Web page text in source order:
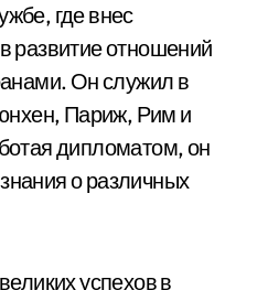
где внес
развитие отношений
Он служил в
Париж, Рим и
дипломатом, он
о различных
успехов в